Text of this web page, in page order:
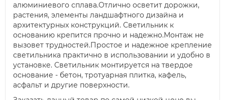
алюминиевого сплава.Отлично осветит дорожки,
растения, элементы ландшафтного дизайна и
архитектурных конструкций. Светильник к
основанию крепится прочно и надежно.Монтаж не
вызовет трудностей.Простое и надежное крепление
светильника практично в использовании и удобно в
установке. Светильник монтируется на твердое
основание - бетон, тротуарная плитка, кафель,
асфальт и другие поверхности.